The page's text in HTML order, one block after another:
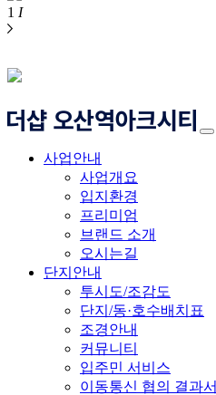
1 I
사업안내
사업개요
입지환경
프리미엄
브랜드 소개
오시는길
단지안내
투시도/조감도
단지/동·호수배치표
조경안내
커뮤니티
입주민 서비스
이동통신 협의 결과서